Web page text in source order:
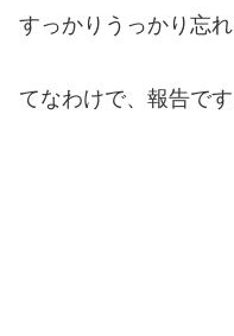
すっかりうっかり忘れ
てなわけで、報告です